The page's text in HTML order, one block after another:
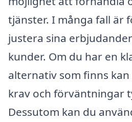
tjänster. I många fall är
justera sina
kunder. Om du har en
alternativ som finns kan
krav och förväntningar
Dessutom kan du